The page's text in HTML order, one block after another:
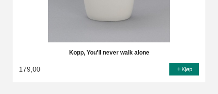
Kopp, You'll never walk alone
179,00 Kjøp